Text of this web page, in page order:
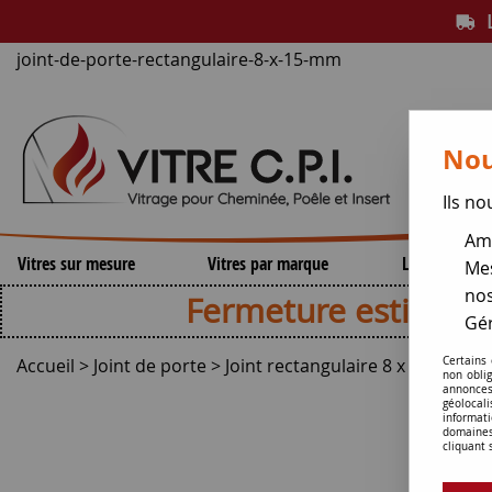
joint-de-porte-rectangulaire-8-x-15-mm
Vitres sur mesure Vitres par marque Lamelles de
Fermeture estivale ,
Accueil > Joint de porte > Joint rectangulaire 8 x 15 mm
Ils
Certains
non
cliquant